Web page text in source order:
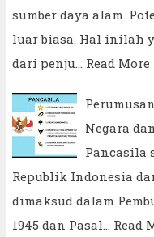
sumber daya alam.
luar biasa. Hal inilah
dari penju… Read More
Negara
Pancasila
Republik Indonesia
dimaksud dalam
1945 dan Pasal… Read